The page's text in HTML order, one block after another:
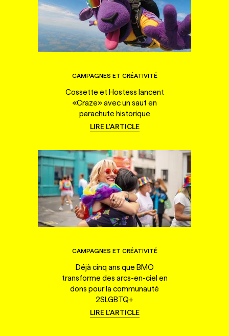
CAMPAGNES ET CRÉATIVITÉ
Cossette et Hostess lancent
«Craze» avec un saut en
parachute historique
LIRE L'ARTICLE
CAMPAGNES ET CRÉATIVITÉ
Déjà cinq ans que BMO
transforme des arcs-en-ciel en
dons pour la communauté
2SLGBTQ+
LIRE L'ARTICLE